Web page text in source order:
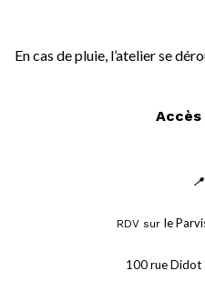
En cas de pluie, l’atelier se
Accès
📍
RDV sur le
100 rue Didot